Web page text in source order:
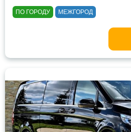
ПО ГОРОДУ МЕЖГОРОД